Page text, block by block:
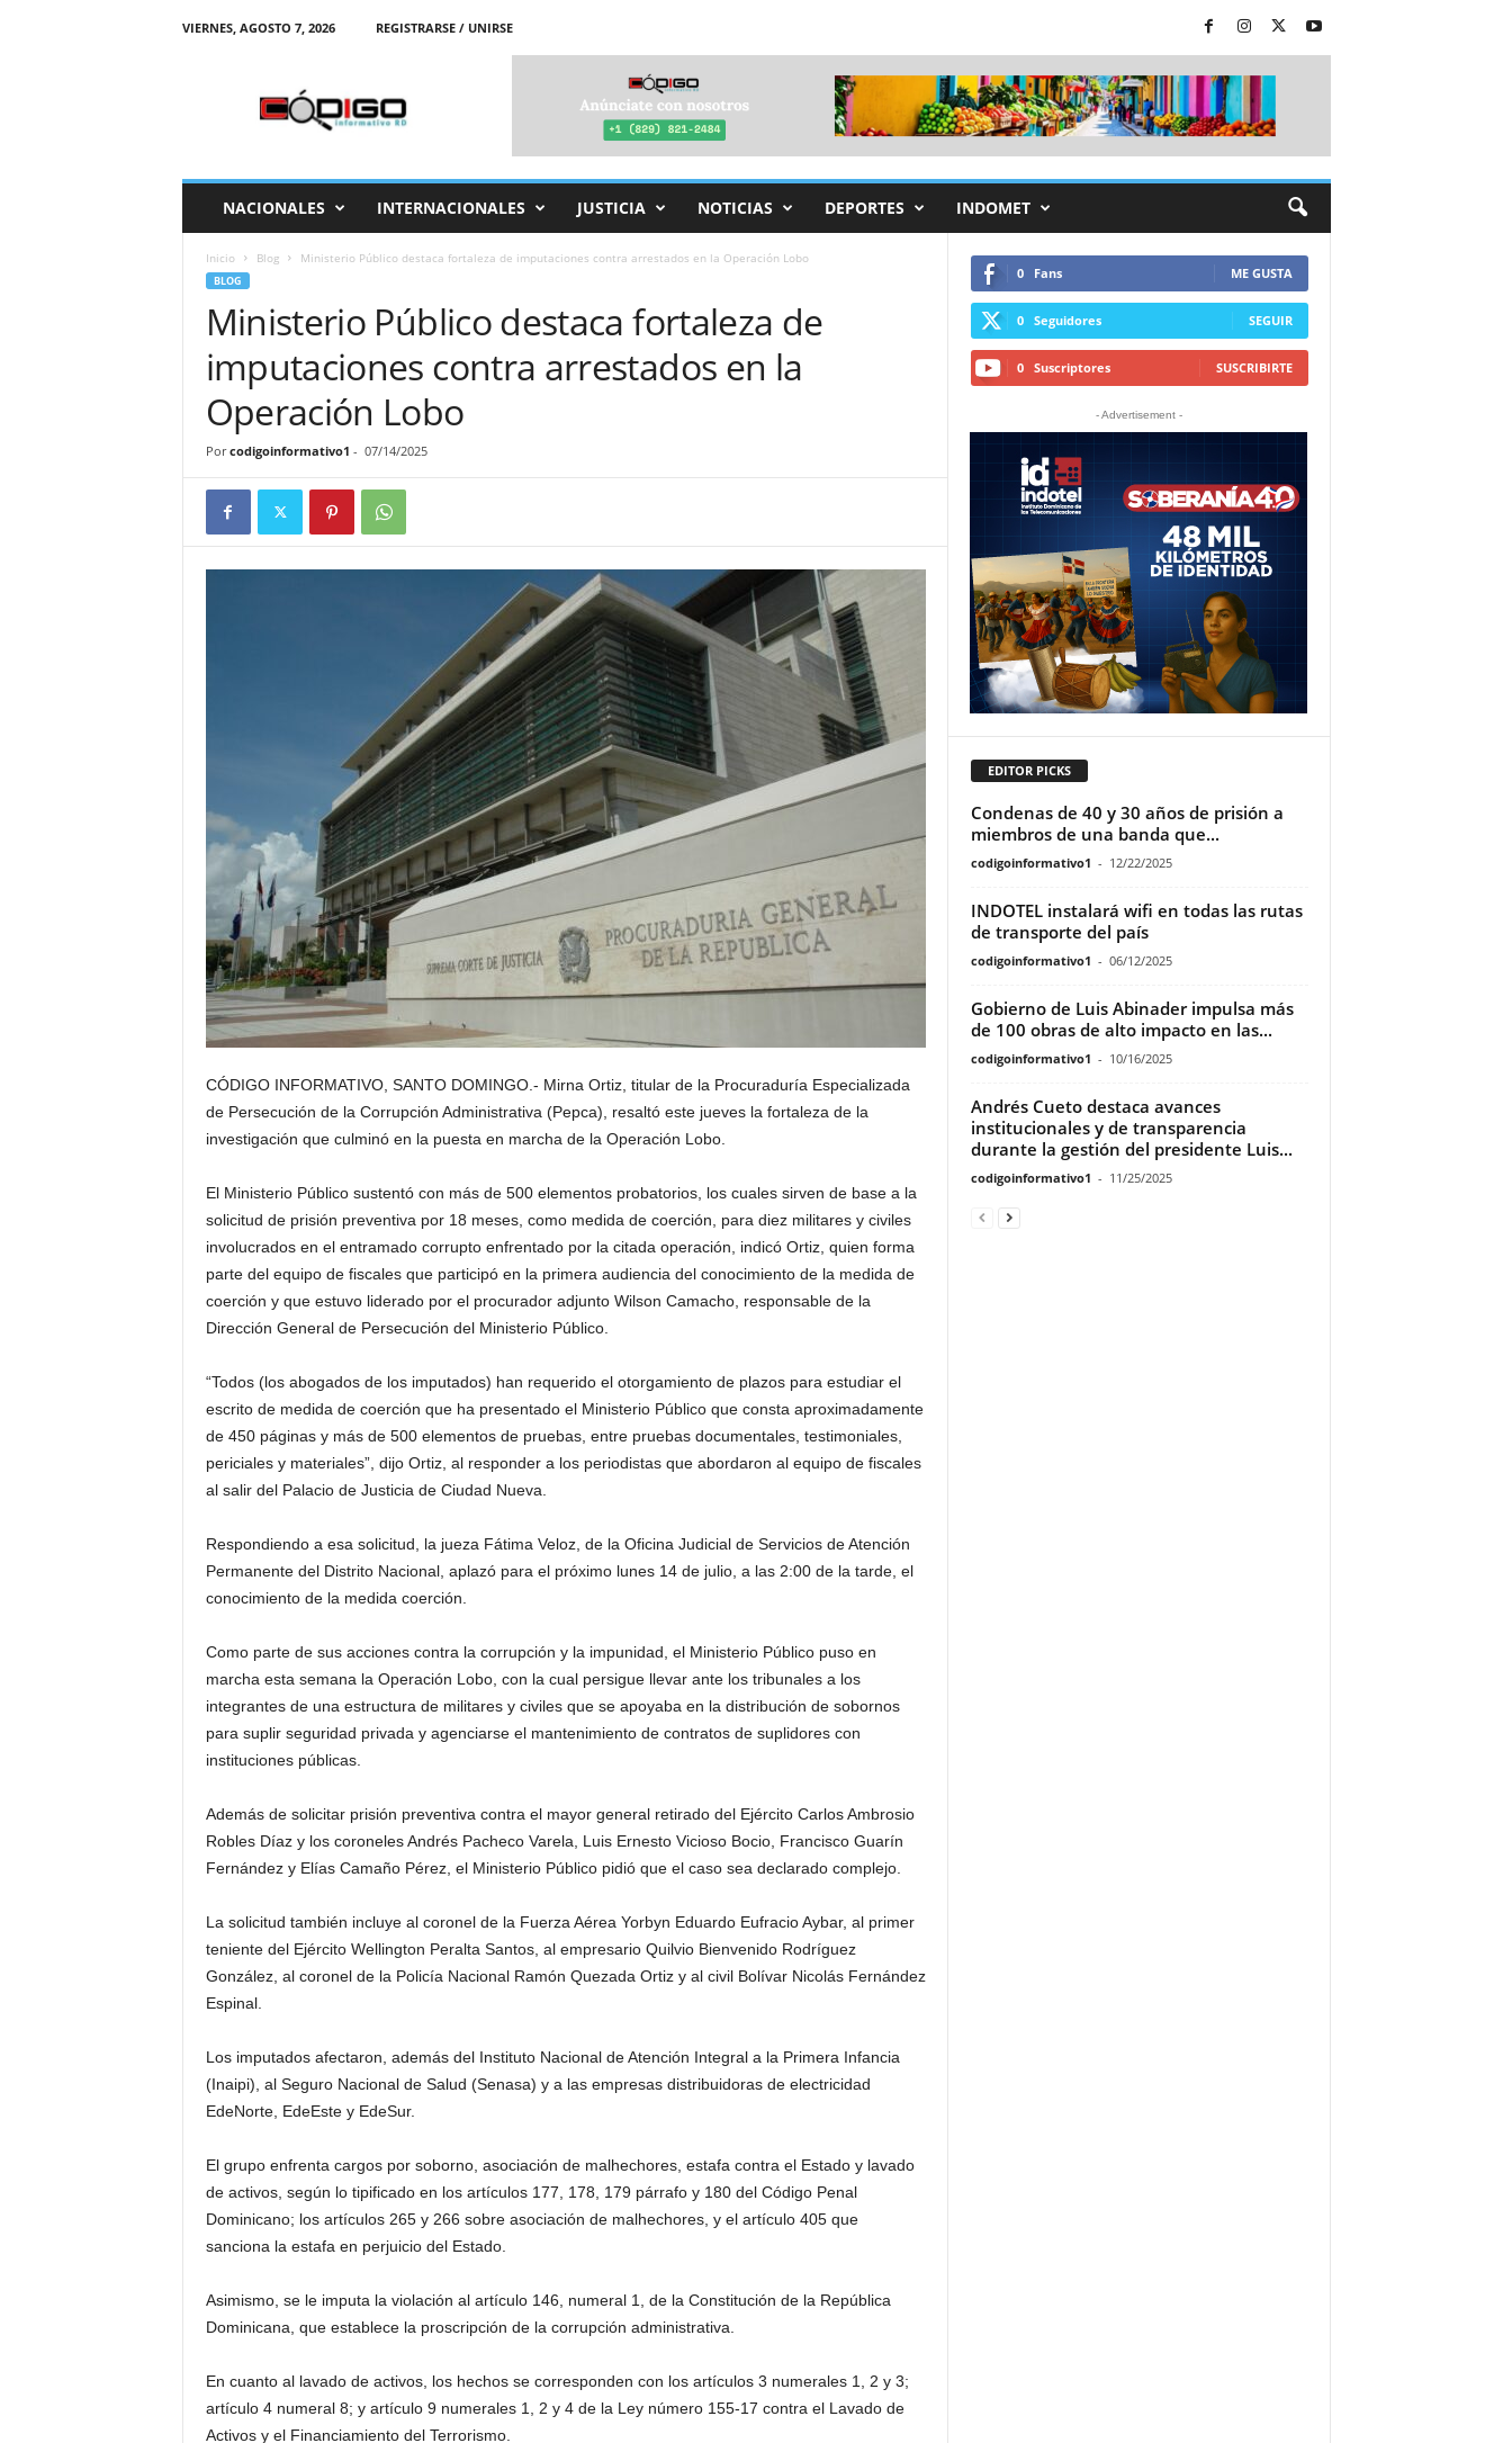
VIERNES, AGOSTO 7, 2026
REGISTRARSE / UNIRSE
D
NACIONALES INTERNACIONALES JUSTICIA NOTICIAS DEPORTES INDOMET
Inicio Blog Ministerio Público destaca fortaleza de imputaciones contra arrestados en la Operación Lobo
BLOG
Ministerio Público destaca fortaleza de
imputaciones contra arrestados en la
Operación Lobo
Por codigoinformativo1 - 07/14/2025
CÓDIGO INFORMATIVO, SANTO DOMINGO.- Mirna Ortiz, titular de la Procuraduría Especializada
de Persecución de la Corrupción Administrativa (Pepca), resaltó este jueves la fortaleza de la
investigación que culminó en la puesta en marcha de la Operación Lobo.
El Ministerio Público sustentó con más de 500 elementos probatorios, los cuales sirven de base a la
solicitud de prisión preventiva por 18 meses, como medida de coerción, para diez militares y civiles
involucrados en el entramado corrupto enfrentado por la citada operación, indicó Ortiz, quien forma
parte del equipo de fiscales que participó en la primera audiencia del conocimiento de la medida de
coerción y que estuvo liderado por el procurador adjunto Wilson Camacho, responsable de la
Dirección General de Persecución del Ministerio Público.
“Todos (los abogados de los imputados) han requerido el otorgamiento de plazos para estudiar el
escrito de medida de coerción que ha presentado el Ministerio Público que consta aproximadamente
de 450 páginas y más de 500 elementos de pruebas, entre pruebas documentales, testimoniales,
periciales y materiales”, dijo Ortiz, al responder a los periodistas que abordaron al equipo de fiscales
al salir del Palacio de Justicia de Ciudad Nueva.
Respondiendo a esa solicitud, la jueza Fátima Veloz, de la Oficina Judicial de Servicios de Atención
Permanente del Distrito Nacional, aplazó para el próximo lunes 14 de julio, a las 2:00 de la tarde, el
conocimiento de la medida coerción.
Como parte de sus acciones contra la corrupción y la impunidad, el Ministerio Público puso en
marcha esta semana la Operación Lobo, con la cual persigue llevar ante los tribunales a los
integrantes de una estructura de militares y civiles que se apoyaba en la distribución de sobornos
para suplir seguridad privada y agenciarse el mantenimiento de contratos de suplidores con
instituciones públicas.
Además de solicitar prisión preventiva contra el mayor general retirado del Ejército Carlos Ambrosio
Robles Díaz y los coroneles Andrés Pacheco Varela, Luis Ernesto Vicioso Bocio, Francisco Guarín
Fernández y Elías Camaño Pérez, el Ministerio Público pidió que el caso sea declarado complejo.
La solicitud también incluye al coronel de la Fuerza Aérea Yorbyn Eduardo Eufracio Aybar, al primer
teniente del Ejército Wellington Peralta Santos, al empresario Quilvio Bienvenido Rodríguez
González, al coronel de la Policía Nacional Ramón Quezada Ortiz y al civil Bolívar Nicolás Fernández
Espinal.
Los imputados afectaron, además del Instituto Nacional de Atención Integral a la Primera Infancia
(Inaipi), al Seguro Nacional de Salud (Senasa) y a las empresas distribuidoras de electricidad
EdeNorte, EdeEste y EdeSur.
El grupo enfrenta cargos por soborno, asociación de malhechores, estafa contra el Estado y lavado
de activos, según lo tipificado en los artículos 177, 178, 179 párrafo y 180 del Código Penal
Dominicano; los artículos 265 y 266 sobre asociación de malhechores, y el artículo 405 que
sanciona la estafa en perjuicio del Estado.
Asimismo, se le imputa la violación al artículo 146, numeral 1, de la Constitución de la República
Dominicana, que establece la proscripción de la corrupción administrativa.
En cuanto al lavado de activos, los hechos se corresponden con los artículos 3 numerales 1, 2 y 3;
artículo 4 numeral 8; y artículo 9 numerales 1, 2 y 4 de la Ley número 155-17 contra el Lavado de
Activos y el Financiamiento del Terrorismo.
0 Fans ME GUSTA
0 Seguidores SEGUIR
0 Suscriptores SUSCRIBIRTE
- Advertisement -
EDITOR PICKS
Condenas de 40 y 30 años de prisión a
miembros de una banda que...
codigoinformativo1 - 12/22/2025
INDOTEL instalará wifi en todas las rutas
de transporte del país
codigoinformativo1 - 06/12/2025
Gobierno de Luis Abinader impulsa más
de 100 obras de alto impacto en las...
codigoinformativo1 - 10/16/2025
Andrés Cueto destaca avances
institucionales y de transparencia
durante la gestión del presidente Luis...
codigoinformativo1 - 11/25/2025